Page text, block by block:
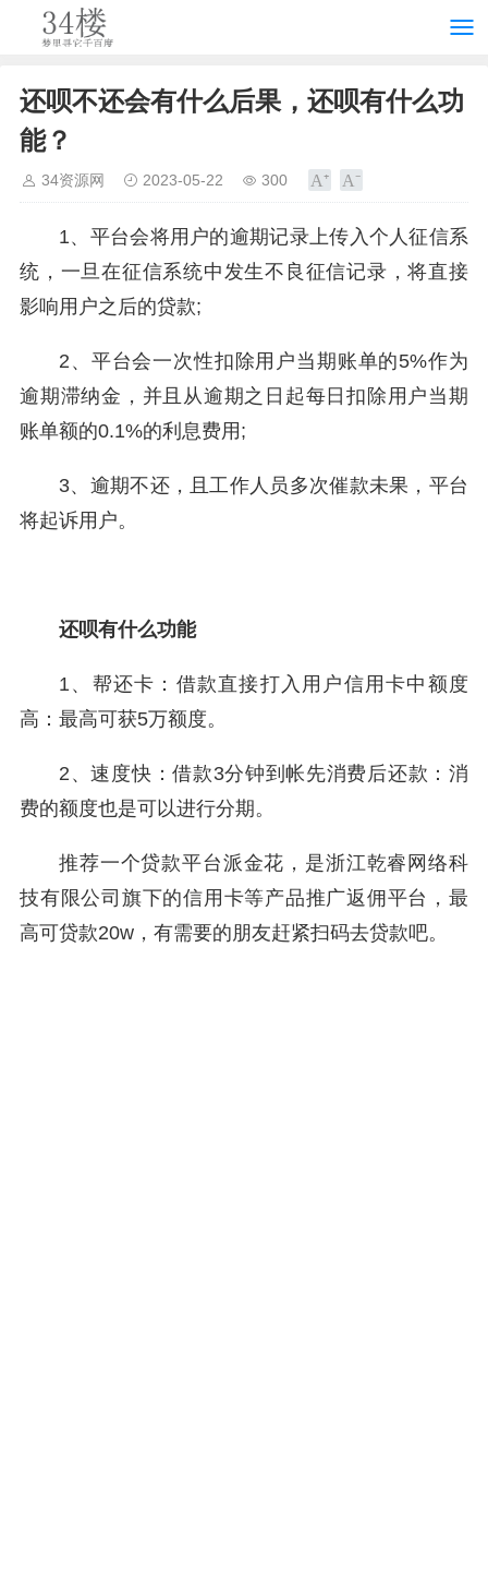
还呗不还会有什么后果，还呗有什么功
能？
34资源网 2023-05-22 300
1、平台会将用户的逾期记录上传入个人征信系
统，一旦在征信系统中发生不良征信记录，将直接
影响用户之后的贷款;
2、平台会一次性扣除用户当期账单的5%作为
逾期滞纳金，并且从逾期之日起每日扣除用户当期
账单额的0.1%的利息费用;
3、逾期不还，且工作人员多次催款未果，平台
将起诉用户。
还呗有什么功能
1、帮还卡：借款直接打入用户信用卡中额度
高：最高可获5万额度。
2、速度快：借款3分钟到帐先消费后还款：消
费的额度也是可以进行分期。
推荐一个贷款平台派金花，是浙江乾睿网络科
技有限公司旗下的信用卡等产品推广返佣平台，最
高可贷款20w，有需要的朋友赶紧扫码去贷款吧。